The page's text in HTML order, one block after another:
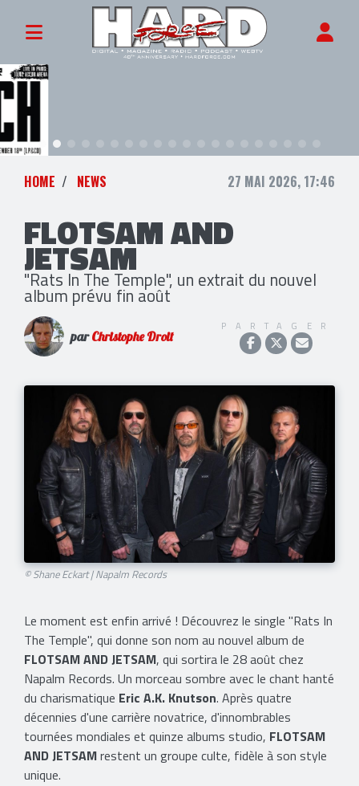
HOME NEWS 27 MAI 2026, 17:46
FLOTSAM AND
JETSAM
"Rats In The Temple", un extrait du nouvel
album prévu fin août
parChristophe Droit
PARTAGER
© Shane Eckart | Napalm Records
Le moment est enfin arrivé ! Découvrez le single "Rats In
The Temple", qui donne son nom au nouvel album de
FLOTSAM AND JETSAM, qui sortira le 28 août chez
Napalm Records. Un morceau sombre avec le chant hanté
du charismatique Eric A.K. Knutson. Après quatre
décennies d'une carrière novatrice, d'innombrables
tournées mondiales et quinze albums studio, FLOTSAM
AND JETSAMrestent un groupe culte, fidèle à son style
unique.